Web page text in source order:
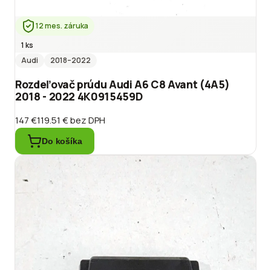
12 mes. záruka
1 ks
Audi
2018–2022
Rozdeľovač prúdu Audi A6 C8 Avant (4A5)
2018 - 2022 4K0915459D
147 €119.51 €bez DPH
Do košíka